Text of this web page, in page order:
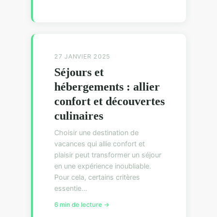
27 JANVIER 2025
Séjours et
hébergements : allier
confort et découvertes
culinaires
Choisir une destination de
vacances qui allie confort et
plaisir peut transformer un séjour
en une expérience inoubliable.
Pour cela, certains critères
essentie...
6 min de lecture →